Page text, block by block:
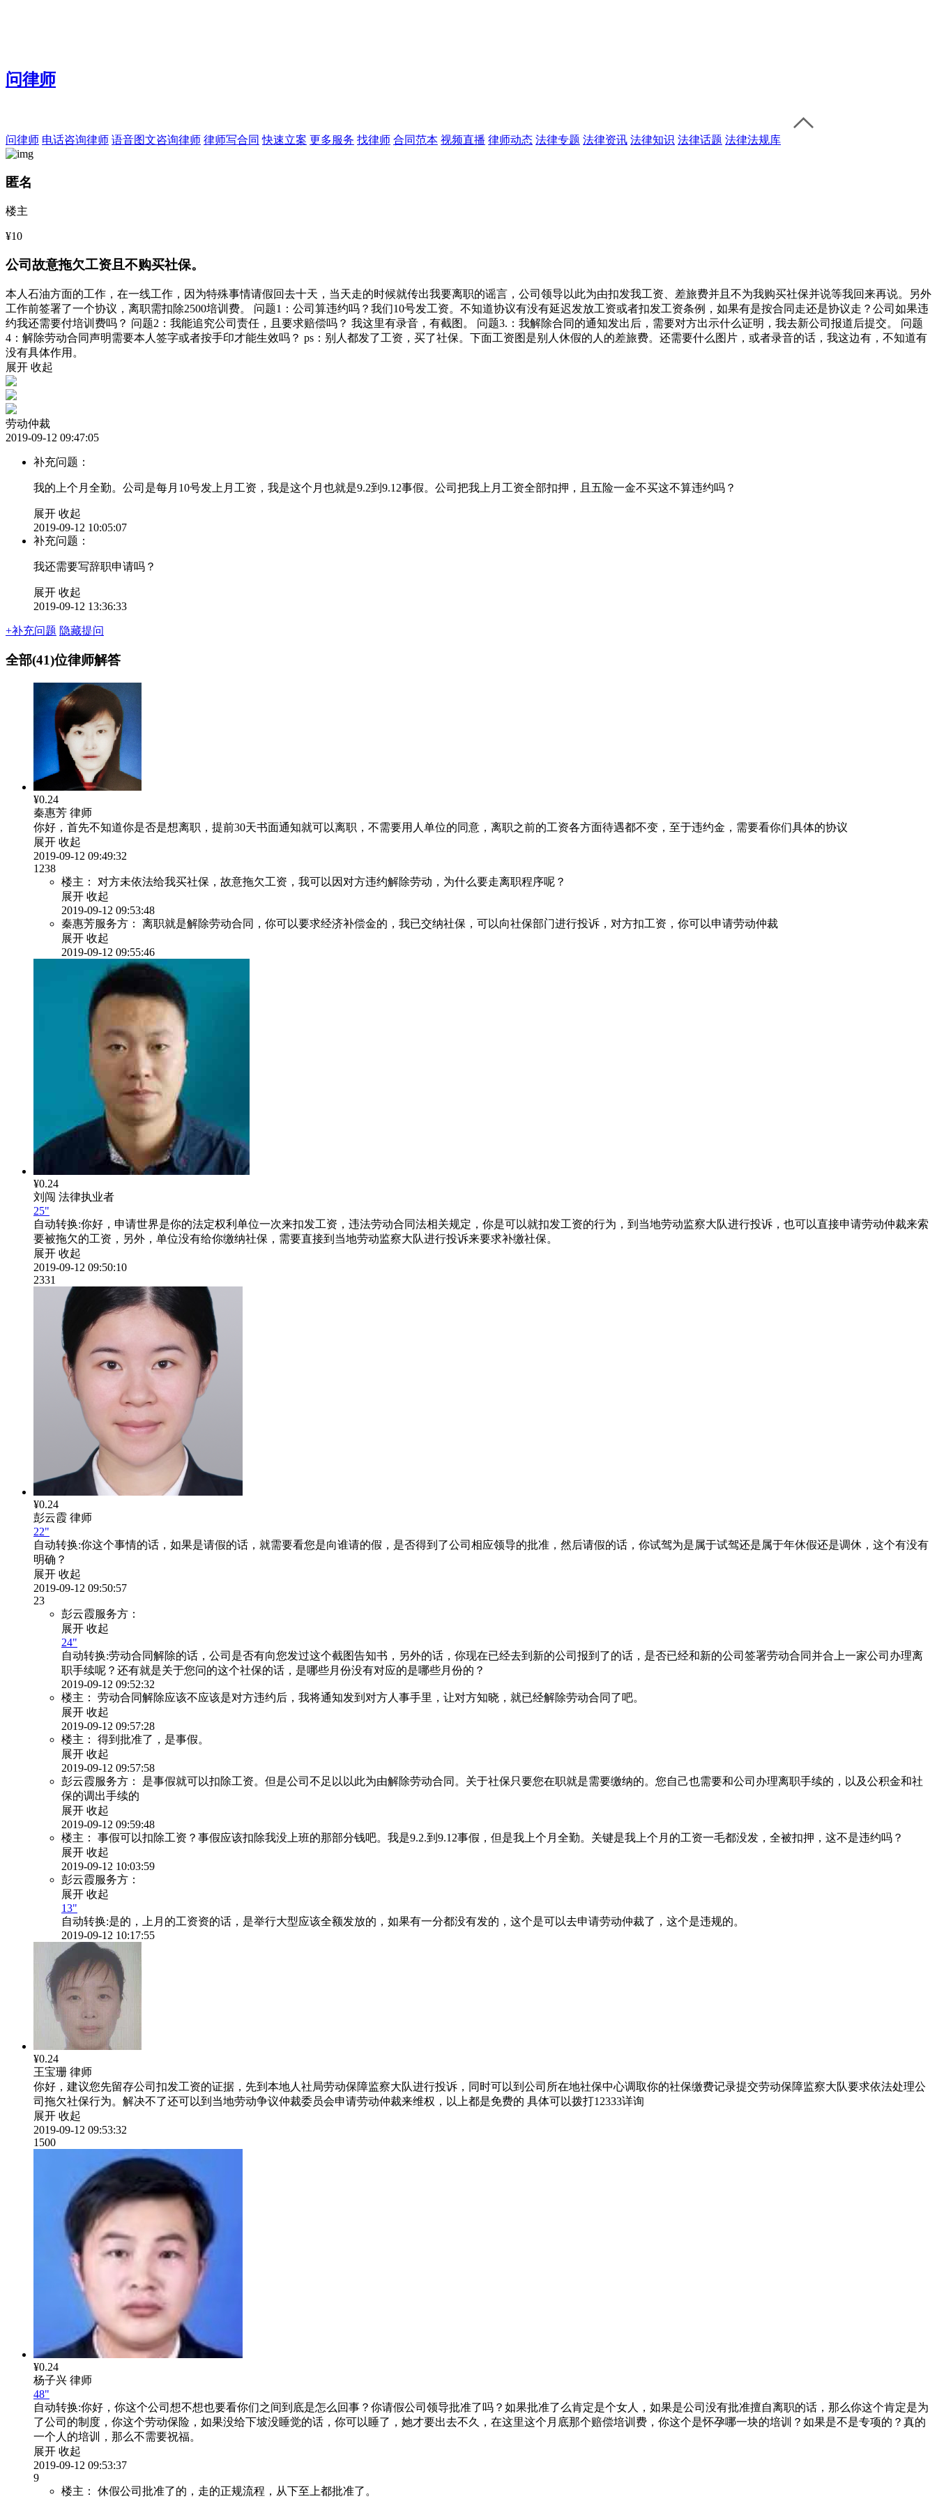
问律师
问律师 电话咨询律师 语音图文咨询律师 律师写合同 快速立案 更多服务 找律师 合同范本 视频直播 律师动态 法律专题 法律资讯 法律知识 法律话题 法律法规库
匿名
楼主
¥10
公司故意拖欠工资且不购买社保。
本人石油方面的工作，在一线工作，因为特殊事情请假回去十天，当天走的时候就传出我要离职的谣言，公司领导以此为由扣发我工资、差旅费并且不为我购买社保并说等我回来再说。另外
工作前签署了一个协议，离职需扣除2500培训费。 问题1：公司算违约吗？我们10号发工资。不知道协议有没有延迟发放工资或者扣发工资条例，如果有是按合同走还是协议走？公司如果违
约我还需要付培训费吗？ 问题2：我能追究公司责任，且要求赔偿吗？ 我这里有录音，有截图。 问题3.：我解除合同的通知发出后，需要对方出示什么证明，我去新公司报道后提交。 问题
4：解除劳动合同声明需要本人签字或者按手印才能生效吗？ ps：别人都发了工资，买了社保。下面工资图是别人休假的人的差旅费。还需要什么图片，或者录音的话，我这边有，不知道有
没有具体作用。
展开 收起
劳动仲裁
2019-09-12 09:47:05
补充问题：
我的上个月全勤。公司是每月10号发上月工资，我是这个月也就是9.2到9.12事假。公司把我上月工资全部扣押，且五险一金不买这不算违约吗？
展开 收起
2019-09-12 10:05:07
补充问题：
我还需要写辞职申请吗？
展开 收起
2019-09-12 13:36:33
+补充问题 隐藏提问
全部(41)位律师解答
¥0.24
秦惠芳 律师
你好，首先不知道你是否是想离职，提前30天书面通知就可以离职，不需要用人单位的同意，离职之前的工资各方面待遇都不变，至于违约金，需要看你们具体的协议
展开 收起
2019-09-12 09:49:32
1238
楼主：
对方未依法给我买社保，故意拖欠工资，我可以因对方违约解除劳动，为什么要走离职程序呢？
展开 收起
2019-09-12 09:53:48
秦惠芳服务方：
离职就是解除劳动合同，你可以要求经济补偿金的，我已交纳社保，可以向社保部门进行投诉，对方扣工资，你可以申请劳动仲裁
展开 收起
2019-09-12 09:55:46
¥0.24
刘闯 法律执业者
25"
自动转换:你好，申请世界是你的法定权利单位一次来扣发工资，违法劳动合同法相关规定，你是可以就扣发工资的行为，到当地劳动监察大队进行投诉，也可以直接申请劳动仲裁来索
要被拖欠的工资，另外，单位没有给你缴纳社保，需要直接到当地劳动监察大队进行投诉来要求补缴社保。
展开 收起
2019-09-12 09:50:10
2331
¥0.24
彭云霞 律师
22"
自动转换:你这个事情的话，如果是请假的话，就需要看您是向谁请的假，是否得到了公司相应领导的批准，然后请假的话，你试驾为是属于试驾还是属于年休假还是调休，这个有没有
明确？
展开 收起
2019-09-12 09:50:57
23
彭云霞服务方：
展开 收起
24"
自动转换:劳动合同解除的话，公司是否有向您发过这个截图告知书，另外的话，你现在已经去到新的公司报到了的话，是否已经和新的公司签署劳动合同并合上一家公司办理离
职手续呢？还有就是关于您问的这个社保的话，是哪些月份没有对应的是哪些月份的？
2019-09-12 09:52:32
楼主：
劳动合同解除应该不应该是对方违约后，我将通知发到对方人事手里，让对方知晓，就已经解除劳动合同了吧。
展开 收起
2019-09-12 09:57:28
楼主：
得到批准了，是事假。
展开 收起
2019-09-12 09:57:58
彭云霞服务方：
是事假就可以扣除工资。但是公司不足以以此为由解除劳动合同。关于社保只要您在职就是需要缴纳的。您自己也需要和公司办理离职手续的，以及公积金和社
保的调出手续的
展开 收起
2019-09-12 09:59:48
楼主：
事假可以扣除工资？事假应该扣除我没上班的那部分钱吧。我是9.2.到9.12事假，但是我上个月全勤。关键是我上个月的工资一毛都没发，全被扣押，这不是违约吗？
展开 收起
2019-09-12 10:03:59
彭云霞服务方：
展开 收起
13"
自动转换:是的，上月的工资资的话，是举行大型应该全额发放的，如果有一分都没有发的，这个是可以去申请劳动仲裁了，这个是违规的。
2019-09-12 10:17:55
¥0.24
王宝珊 律师
你好，建议您先留存公司扣发工资的证据，先到本地人社局劳动保障监察大队进行投诉，同时可以到公司所在地社保中心调取你的社保缴费记录提交劳动保障监察大队要求依法处理公
司拖欠社保行为。解决不了还可以到当地劳动争议仲裁委员会申请劳动仲裁来维权，以上都是免费的 具体可以拨打12333详询
展开 收起
2019-09-12 09:53:32
1500
¥0.24
杨子兴 律师
48"
自动转换:你好，你这个公司想不想也要看你们之间到底是怎么回事？你请假公司领导批准了吗？如果批准了么肯定是个女人，如果是公司没有批准擅自离职的话，那么你这个肯定是为
了公司的制度，你这个劳动保险，如果没给下坡没睡觉的话，你可以睡了，她才要出去不久，在这里这个月底那个赔偿培训费，你这个是怀孕哪一块的培训？如果是不是专项的？真的
一个人的培训，那么不需要祝福。
展开 收起
2019-09-12 09:53:37
9
楼主：
休假公司批准了的，走的正规流程，从下至上都批准了。